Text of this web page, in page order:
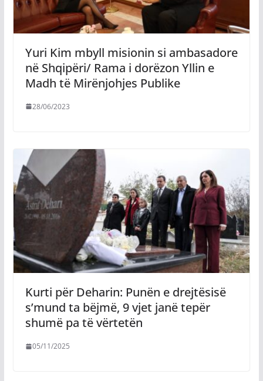
Yuri Kim mbyll misionin si ambasadore
në Shqipëri/ Rama i dorëzon Yllin e
Madh të Mirënjohjes Publike
28/06/2023
Kurti për Deharin: Punën e drejtësisë
s’mund ta bëjmë, 9 vjet janë tepër
shumë pa të vërtetën
05/11/2025